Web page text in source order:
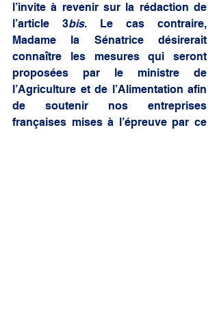
l’invite à revenir sur la rédaction de
l’article 3bis. Le cas contraire,
Madame la Sénatrice désirerait
connaître les mesures qui seront
proposées par le ministre de
l’Agriculture et de l’Alimentation afin
de soutenir nos entreprises
françaises mises à l’épreuve par ce